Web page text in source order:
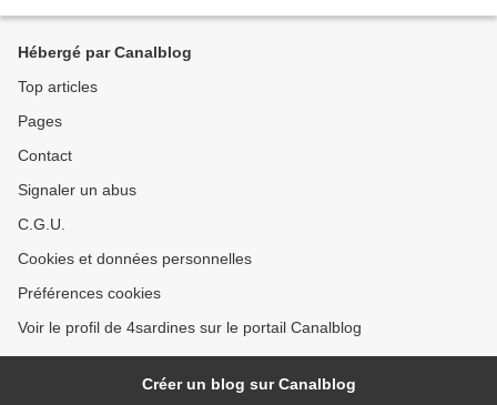
Hébergé par Canalblog
Top articles
Pages
Contact
Signaler un abus
C.G.U.
Cookies et données personnelles
Préférences cookies
Voir le profil de 4sardines sur le portail Canalblog
Créer un blog sur Canalblog